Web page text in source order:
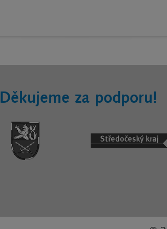
Děkujeme za podporu!